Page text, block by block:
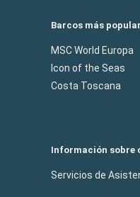
Barcos más
MSC World Europa
Icon of the Seas
Costa Toscana
Información sobre
Servicios de